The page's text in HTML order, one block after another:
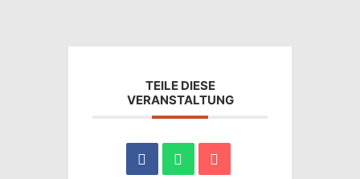
TEILE DIESE
VERANSTALTUNG